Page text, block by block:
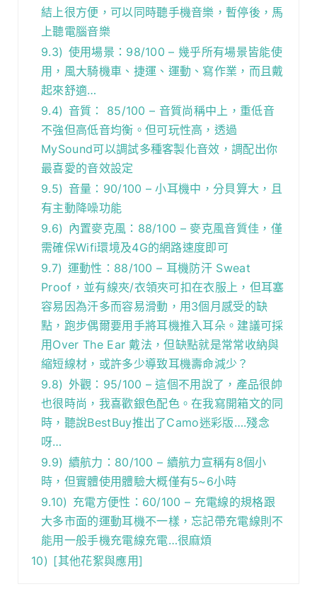
結上很方便，可以同時聽手機音樂，暫停後，馬
上聽電腦音樂
9.3) 使用場景：98/100 – 幾乎所有場景皆能使
用，風大騎機車、捷運、運動、寫作業，而且戴
起來舒適…
9.4) 音質： 85/100 – 音質尚稱中上，重低音
不強但高低音均衡。但可玩性高，透過
MySound可以調試多種客製化音效，調配出你
最喜愛的音效設定
9.5) 音量：90/100 – 小耳機中，分貝算大，且
有主動降噪功能
9.6) 內置麥克風：88/100 – 麥克風音質佳，僅
需確保Wifi環境及4G的網路速度即可
9.7) 運動性：88/100 – 耳機防汗 Sweat
Proof，並有線夾/衣領夾可扣在衣服上，但耳塞
容易因為汗多而容易滑動，用3個月感受的缺
點，跑步偶爾要用手將耳機推入耳朵。建議可採
用Over The Ear 戴法，但缺點就是常常收納與
縮短線材，或許多少導致耳機壽命減少？
9.8) 外觀：95/100 – 這個不用說了，產品很帥
也很時尚，我喜歡銀色配色。在我寫開箱文的同
時，聽說BestBuy推出了Camo迷彩版….殘念
呀…
9.9) 續航力：80/100 – 續航力宣稱有8個小
時，但實體使用體驗大概僅有5~6小時
9.10) 充電方便性：60/100 – 充電線的規格跟
大多市面的運動耳機不一樣，忘記帶充電線則不
能用一般手機充電線充電…很麻煩
10) [其他花絮與應用]